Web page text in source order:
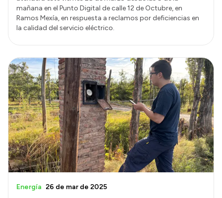
Login
mañana en el Punto Digital de calle 12 de Octubre, en
Ramos Mexía, en respuesta a reclamos por deficiencias en
la calidad del servicio eléctrico.
Energía 26 de mar de 2025